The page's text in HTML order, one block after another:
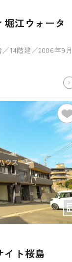
江ウォータ
14階建／2006年9月
イト桜島